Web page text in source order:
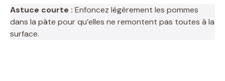
Astuce courte : Enfoncez légèrement les pommes
dans la pâte pour qu’elles ne remontent pas toutes à la
surface.